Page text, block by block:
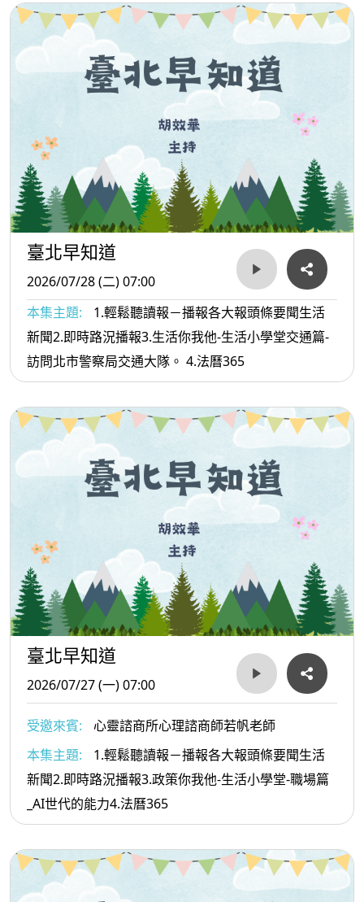
臺北早知道
2026/07/28 (二) 07:00
本集主題:
1.輕鬆聽讀報－播報各大報頭條要聞生活
新聞2.即時路況播報3.生活你我他-生活小學堂交通篇-
訪問北市警察局交通大隊。 4.法曆365
臺北早知道
2026/07/27 (一) 07:00
受邀來賓:
心靈諮商所心理諮商師若帆老師
本集主題:
1.輕鬆聽讀報－播報各大報頭條要聞生活
新聞2.即時路況播報3.政策你我他-生活小學堂-職場篇
_AI世代的能力4.法曆365